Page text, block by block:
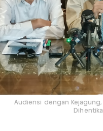
Audiensi dengan Kejagung,